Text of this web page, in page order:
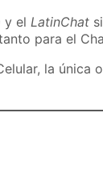
y elLatinChat
para el
la